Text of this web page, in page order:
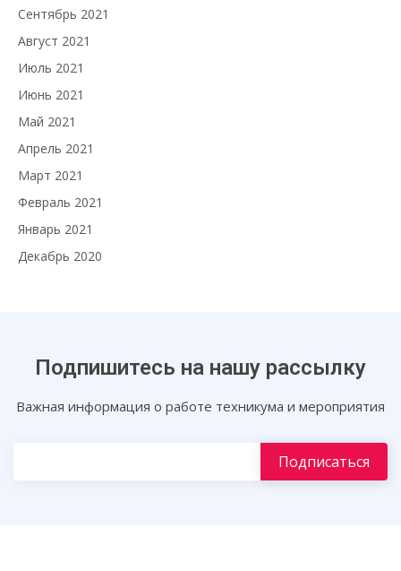
Сентябрь 2021
Август 2021
Июль 2021
Июнь 2021
Май 2021
Апрель 2021
Март 2021
Февраль 2021
Январь 2021
Декабрь 2020
Подпишитесь на нашу рассылку
Важная информация о работе техникума и мероприятия